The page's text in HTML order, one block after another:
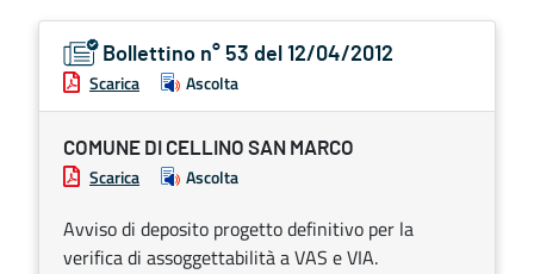
Bollettino n° 53 del 12/04/2012
Scarica Ascolta
COMUNE DI CELLINO SAN MARCO
Scarica Ascolta
Avviso di deposito progetto definitivo per la
verifica di assoggettabilità a VAS e VIA.